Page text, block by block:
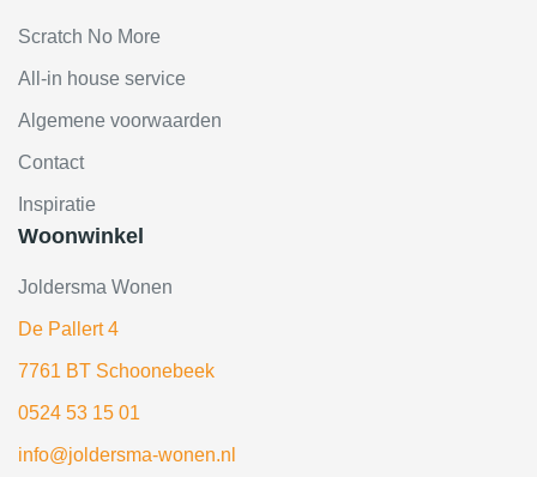
Scratch No More
All-in house service
Algemene voorwaarden
Contact
Inspiratie
Woonwinkel
Joldersma Wonen
De Pallert 4
7761 BT Schoonebeek
0524 53 15 01
info@joldersma-wonen.nl